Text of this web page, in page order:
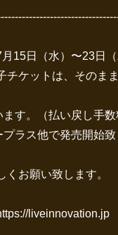
15日（水）〜23日
ケットは、そのま
す。（払い戻し手数
ラス他で発売開始致
お願い致します。
liveinnovation.jp